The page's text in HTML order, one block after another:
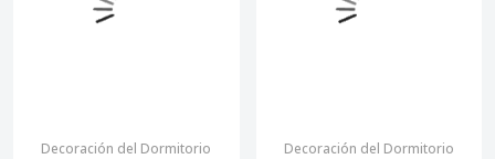
Decoración del Dormitorio Decoración del Dormitorio